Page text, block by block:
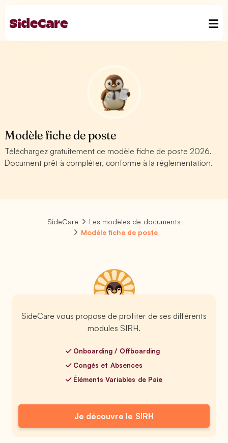
Modèle fiche de poste
Téléchargez gratuitement ce modèle fiche de poste 2026.
Document prêt à compléter, conforme à la réglementation.
SideCare
Les modèles de documents
Modèle fiche de poste
SideCare vous propose de profiter de ses différents
modules SIRH.
Onboarding / Offboarding
Congés et Absences
Éléments Variables de Paie
Je découvre le SIRH